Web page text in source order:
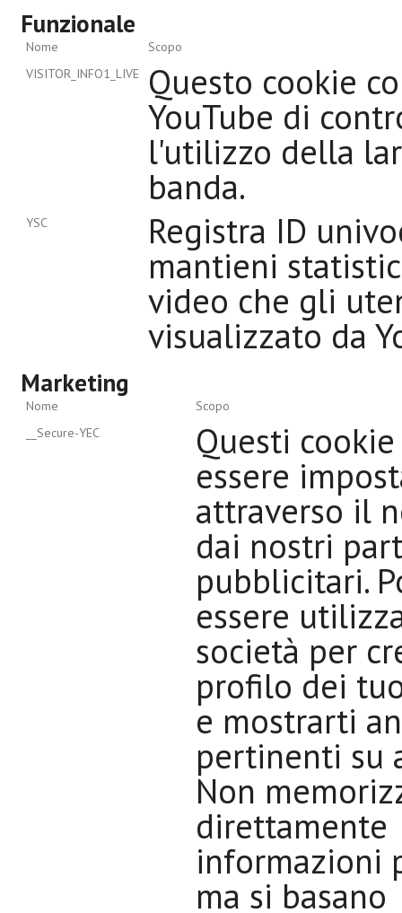
Funzionale
Nome
Scopo
VISITOR_INFO1_LIVE
Questo cookie
YouTube di
l'utilizzo della
banda.
YSC Registra ID
mantieni
video che gli
visualizzato da
Marketing
Nome
Scopo
__Secure-YEC
Questi
essere
attraverso il
dai nostri
pubblicitari.
essere
società per
profilo dei
e mostrarti
pertinenti su
Non
direttamente
informazioni
ma si basano